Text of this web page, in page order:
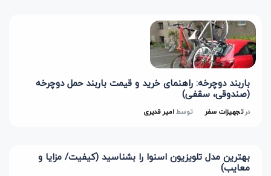
باربند دوچرخه: راهنمای خرید و قیمت باربند حمل دوچرخه
(صندوقی، سقفی)
درتجهیزات سفر توسطامیر قدیری
بهترین مدل تلویزیون اسنوا را بشناسید (کیفیت/ مزایا و
معایب)